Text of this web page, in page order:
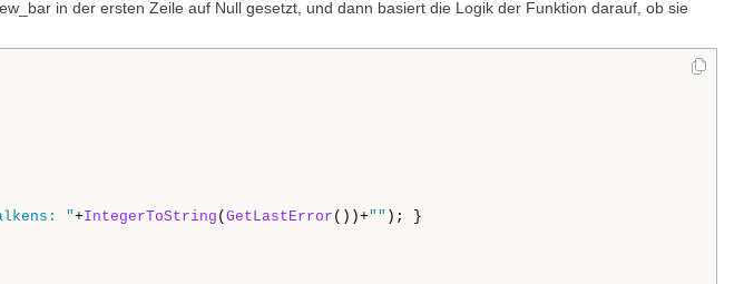
in der ersten Zeile auf Null gesetzt, und dann basiert die Logik der Funktion darauf, ob sie
"+IntegerToString ( GetLastError ())+""